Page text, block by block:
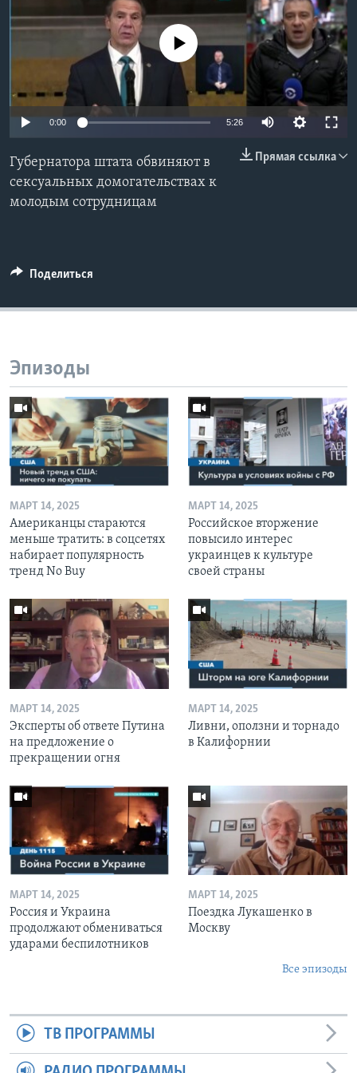
Learning English
СОЦИАЛЬНЫЕ СЕТИ
No media source currently available
0:00 5:26
Прямая ссылка
Губернатора штата обвиняют в
сексуальных домогательствах к
молодым сотрудницам
Поделиться
Эпизоды
МАРТ 14, 2025
Американцы стараются
меньше тратить: в соцсетях
набирает популярность
тренд No Buy
МАРТ 14, 2025
Российское вторжение
повысило интерес
украинцев к культуре
своей страны
МАРТ 14, 2025
Эксперты об ответе Путина
на предложение о
прекращении огня
МАРТ 14, 2025
Ливни, оползни и торнадо
в Калифорнии
МАРТ 14, 2025
Россия и Украина
продолжают обмениваться
ударами беспилотников
МАРТ 14, 2025
Поездка Лукашенко в
Москву
Все эпизоды
ТВ ПРОГРАММЫ